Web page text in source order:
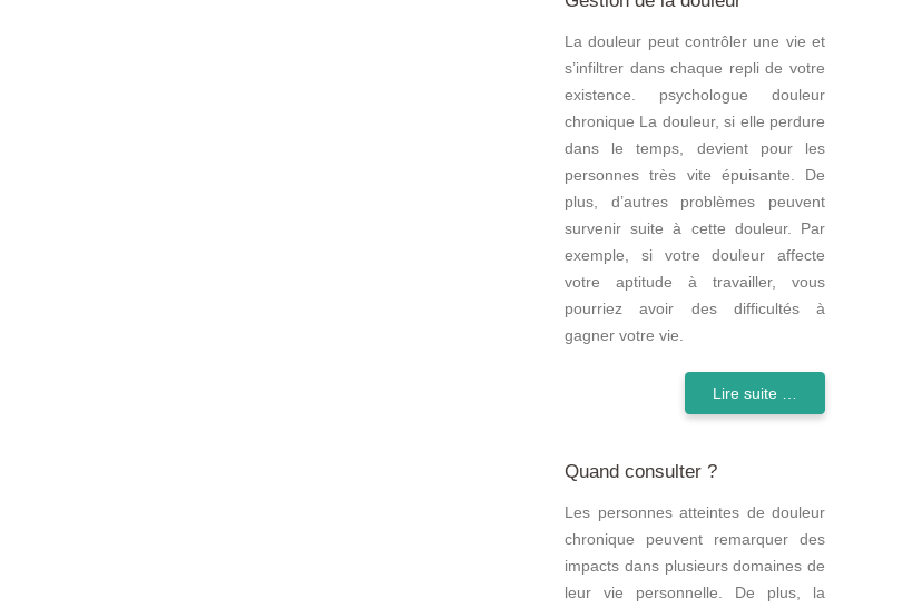
La douleur peut contrôler une vie et
s’infiltrer dans chaque repli de votre
existence. psychologue douleur
chronique La douleur, si elle perdure
dans le temps, devient pour les
personnes très vite épuisante. De
plus, d’autres problèmes peuvent
survenir suite à cette douleur. Par
exemple, si votre douleur affecte
votre aptitude à travailler, vous
pourriez avoir des difficultés à
gagner votre vie.
Lire suite …
Quand consulter ?
Les personnes atteintes de douleur
chronique peuvent remarquer des
impacts dans plusieurs domaines de
leur vie personnelle. De plus, la